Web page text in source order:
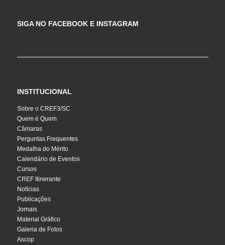
SIGA NO FACEBOOK E INSTAGRAM
INSTITUCIONAL
Sobre o CREF3/SC
Quem é Quem
Câmaras
Perguntas Frequentes
Medalha do Mérito
Calendário de Eventos
Cursos
CREF Itinerante
Notícias
Publicações
Jornais
Material Gráfico
Galeria de Fotos
Ascop